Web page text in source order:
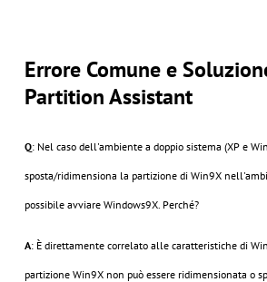
Errore Comune e
Partition Assistant
Q: Nel caso dell'ambiente a doppio sistema (XP e
sposta/ridimensiona la partizione di Win9X
possibile avviare Windows9X. Perché?
A: È direttamente correlato alle caratteristiche di
partizione Win9X non può essere ridimensionata o